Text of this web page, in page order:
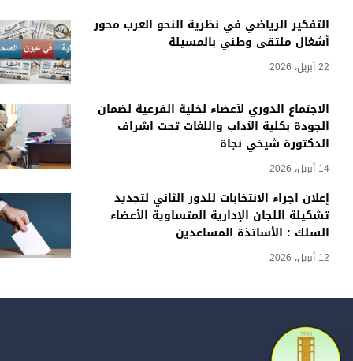
التفكير الرياضي في نظرية النحو العرب محور
أشغال ملتقى وطني بالمسيلة
22 أبريل، 2026
الاجتماع الدوري لأعضاء لخلية الفرعية لضمان
الجودة بكلية الآداب واللغات تحت اشراف
الدكتورة شيخي نجاة
14 أبريل، 2026
إعلان اجراء الانتخابات للدور الثاني لتجديد
تشكيلة اللجان الإدارية المتساوية الأعضاء
السلك : الأساتذة المساعدين
12 أبريل، 2026